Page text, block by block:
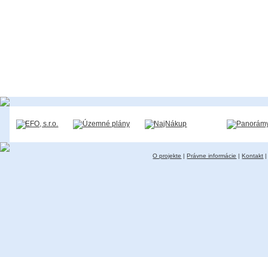
O projekte |Právne informácie |Kontakt